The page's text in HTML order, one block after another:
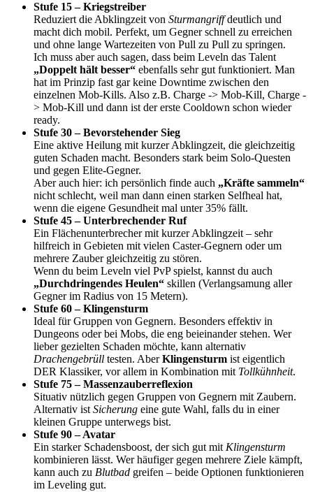
Stufe 15 – Kriegstreiber
Reduziert die Abklingzeit von Sturmangriffdeutlich und
macht dich mobil. Perfekt, um Gegner schnell zu erreichen
und ohne lange Wartezeiten von Pull zu Pull zu springen.
Ich muss aber auch sagen, dass beim Leveln das Talent
„Doppelt hält besser“ ebenfalls sehr gut funktioniert. Man
hat im Prinzip fast gar keine Downtime zwischen den
einzelnen Mob-Kills. Also z.B. Charge -> Mob-Kill, Charge -
> Mob-Kill und dann ist der erste Cooldown schon wieder
ready.
Stufe 30 – Bevorstehender Sieg
Eine aktive Heilung mit kurzer Abklingzeit, die gleichzeitig
guten Schaden macht. Besonders stark beim Solo-Questen
und gegen Elite-Gegner.
Aber auch hier: ich persönlich finde auch „Kräfte sammeln“
nicht schlecht, weil man dann einen starken Selfheal hat,
wenn die eigene Gesundheit mal unter 35% fällt.
Stufe 45 – Unterbrechender Ruf
Ein Flächenunterbrecher mit kurzer Abklingzeit – sehr
hilfreich in Gebieten mit vielen Caster-Gegnern oder um
mehrere Zauber gleichzeitig zu stören.
Wenn du beim Leveln viel PvP spielst, kannst du auch
„Durchdringendes Heulen“ skillen (Verlangsamung aller
Gegner im Radius von 15 Metern).
Stufe 60 – Klingensturm
Ideal für Gruppen von Gegnern. Besonders effektiv in
Dungeons oder bei Mobs, die eng beieinander stehen. Wer
lieber gezielten Schaden möchte, kann alternativ
Drachengebrüll testen. AberKlingensturm ist eigentlich
DER Klassiker, vor allem in Kombination mit Tollkühnheit.
Stufe 75 – Massenzauberreflexion
Situativ nützlich gegen Gruppen von Gegnern mit Zaubern.
Alternativ ist Sicherung eine gute Wahl, falls du in einer
kleinen Gruppe unterwegs bist.
Stufe 90 – Avatar
Ein starker Schadensboost, der sich gut mit Klingensturm
kombinieren lässt. Wer häufiger gegen mehrere Ziele kämpft,
kann auch zu Blutbad greifen – beide Optionen funktionieren
im Leveling gut.